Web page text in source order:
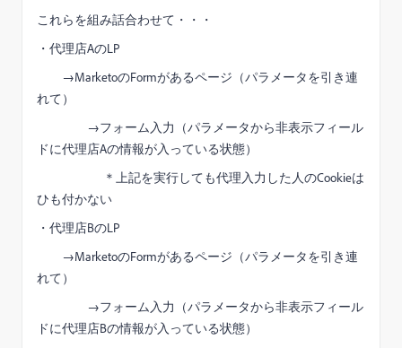
これらを組み話合わせて・・・
・代理店AのLP
→MarketoのFormがあるページ（パラメータを引き連
れて）
→フォーム入力（パラメータから非表示フィール
ドに代理店Aの情報が入っている状態）
＊上記を実行しても代理入力した人のCookieは
ひも付かない
・代理店BのLP
→MarketoのFormがあるページ（パラメータを引き連
れて）
→フォーム入力（パラメータから非表示フィール
ドに代理店Bの情報が入っている状態）